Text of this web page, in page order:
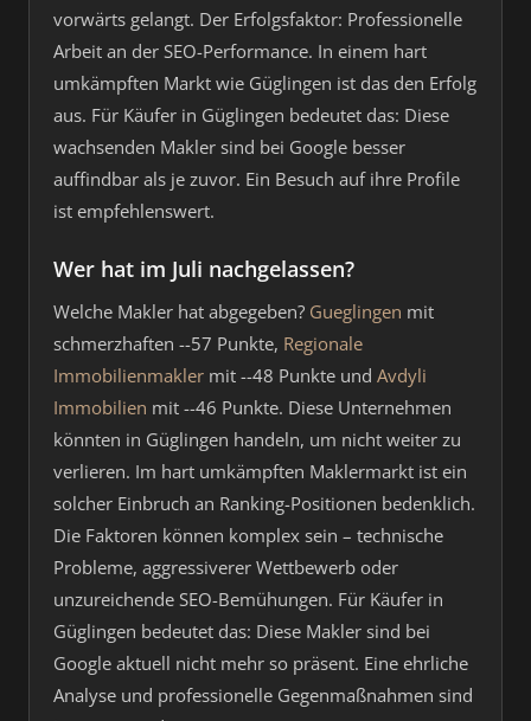
vorwärts gelangt. Der Erfolgsfaktor: Professionelle
Arbeit an der SEO-Performance. In einem hart
umkämpften Markt wie Güglingen ist das den Erfolg
aus. Für Käufer in Güglingen bedeutet das: Diese
wachsenden Makler sind bei Google besser
auffindbar als je zuvor. Ein Besuch auf ihre Profile
ist empfehlenswert.
Wer hat im Juli nachgelassen?
Welche Makler hat abgegeben? Gueglingen mit
schmerzhaften --57 Punkte, Regionale
Immobilienmakler mit --48 Punkte und Avdyli
Immobilien mit --46 Punkte. Diese Unternehmen
könnten in Güglingen handeln, um nicht weiter zu
verlieren. Im hart umkämpften Maklermarkt ist ein
solcher Einbruch an Ranking-Positionen bedenklich.
Die Faktoren können komplex sein – technische
Probleme, aggressiverer Wettbewerb oder
unzureichende SEO-Bemühungen. Für Käufer in
Güglingen bedeutet das: Diese Makler sind bei
Google aktuell nicht mehr so präsent. Eine ehrliche
Analyse und professionelle Gegenmaßnahmen sind